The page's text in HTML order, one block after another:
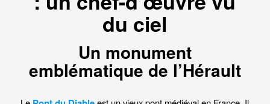
du ciel
Un monument
emblématique de l’Hérault